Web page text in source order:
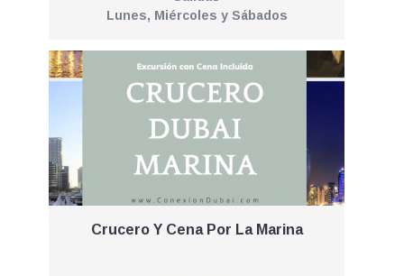
Lunes, Miércoles y Sábados
Crucero Y Cena Por La Marina